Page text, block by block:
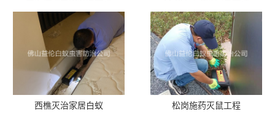
西樵灭治家居白蚁 松岗施药灭鼠工程